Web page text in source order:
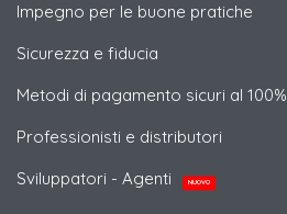
Impegno per le buone pratiche
Sicurezza e fiducia
Metodi di pagamento sicuri al 100%
Professionisti e distributori
Sviluppatori - Agenti
NUOVO